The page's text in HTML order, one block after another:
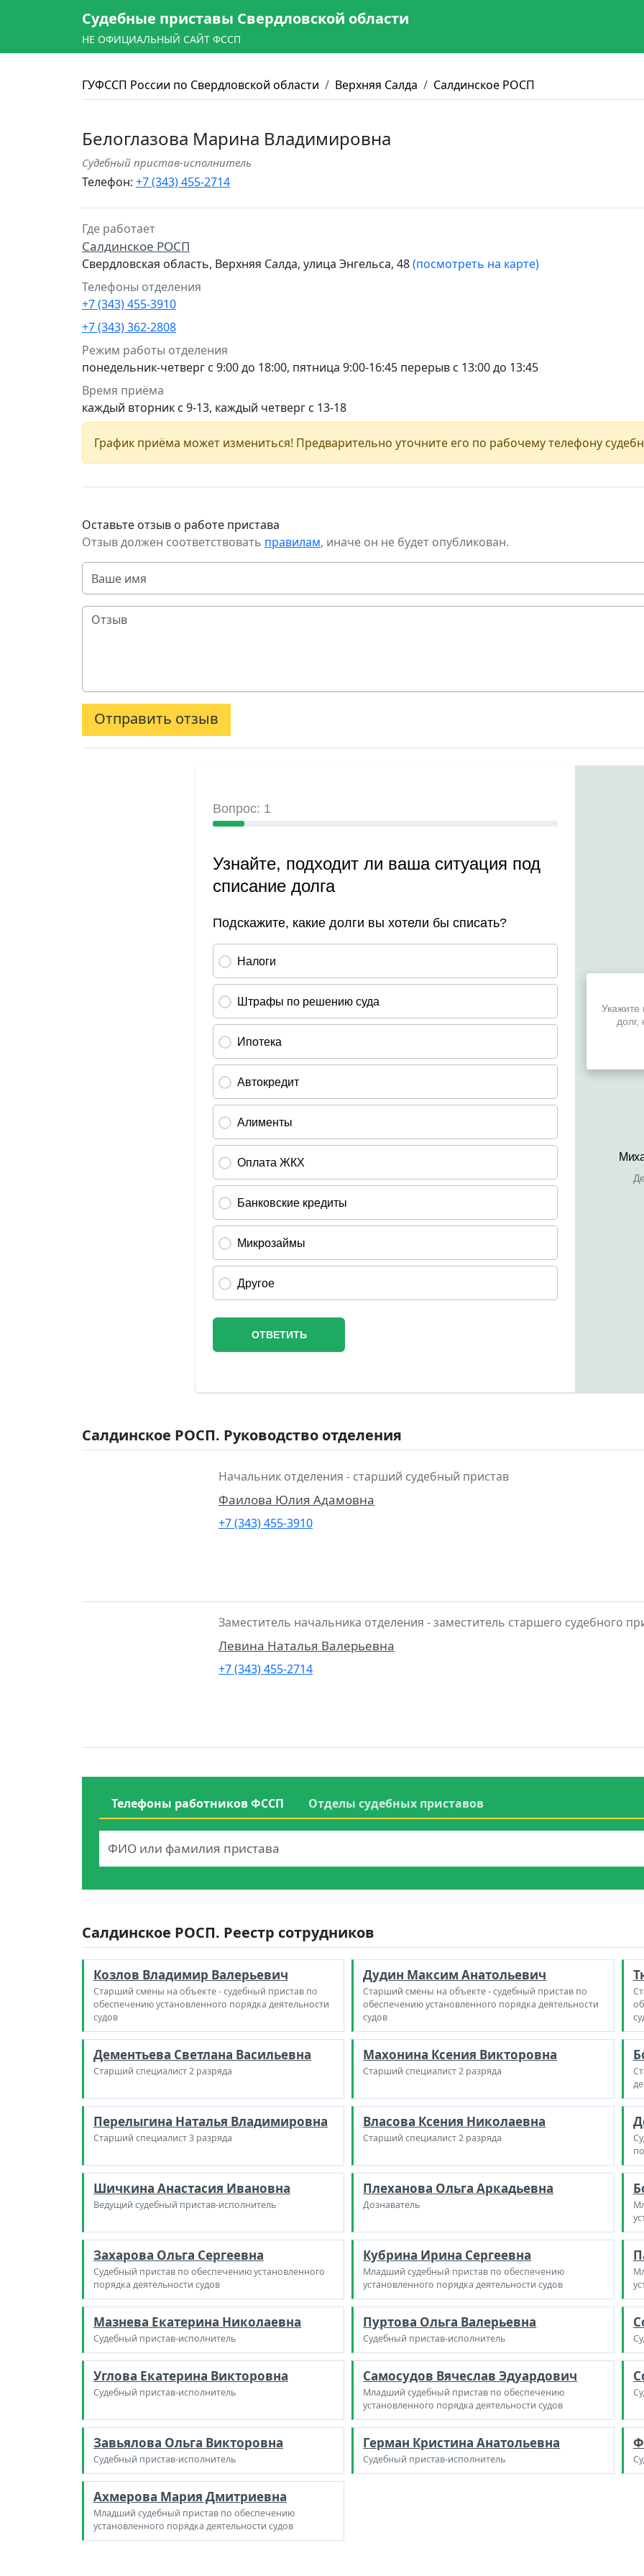
Судебные приставы Свердловской области
НЕ ОФИЦИАЛЬНЫЙ САЙТ ФССП
ГУФССП России по Свердловской области Верхняя Салда Салдинское РОСП
Белоглазова Марина Владимировна
Судебный пристав-исполнитель
Телефон: +7 (343) 455-2714
Где работает
Салдинское РОСП
Свердловская область, Верхняя Салда, улица Энгельса, 48(посмотреть на карте)
Телефоны отделения
+7 (343) 455-3910
+7 (343) 362-2808
Режим работы отделения
понедельник-четверг с 9:00 до 18:00, пятница 9:00-16:45 перерыв с 13:00 до 13:45
Время приёма
каждый вторник с 9-13, каждый четверг с 13-18
График приёма может измениться! Предварительно уточните его по рабочему телефону
Оставьте отзыв о работе пристава
Отзыв должен соответствовать правилам, иначе он не будет опубликован.
Отправить отзыв
Салдинское РОСП. Руководство отделения
Начальник отделения - старший судебный пристав
Фаилова Юлия Адамовна
+7 (343) 455-3910
Заместитель начальника отделения - заместитель старшего судебного
Левина Наталья Валерьевна
+7 (343) 455-2714
Телефоны работников ФССП Отделы судебных приставов
Салдинское РОСП. Реестр сотрудников
Козлов Владимир Валерьевич
Старший смены на объекте - судебный пристав по
обеспечению установленного порядка деятельности
судов
Дудин Максим Анатольевич
Старший смены на объекте - судебный пристав по
обеспечению установленного порядка деятельности
судов
Дементьева Светлана Васильевна
Старший специалист 2 разряда
Махонина Ксения Викторовна
Старший специалист 2 разряда
Перелыгина Наталья Владимировна
Старший специалист 3 разряда
Власова Ксения Николаевна
Старший специалист 2 разряда
Шичкина Анастасия Ивановна
Ведущий судебный пристав-исполнитель
Плеханова Ольга Аркадьевна
Дознаватель
Захарова Ольга Сергеевна
Судебный пристав по обеспечению установленного
порядка деятельности судов
Кубрина Ирина Сергеевна
Младший судебный пристав по обеспечению
установленного порядка деятельности судов
Мазнева Екатерина Николаевна
Судебный пристав-исполнитель
Пуртова Ольга Валерьевна
Судебный пристав-исполнитель
Углова Екатерина Викторовна
Судебный пристав-исполнитель
Самосудов Вячеслав Эдуардович
Младший судебный пристав по обеспечению
установленного порядка деятельности судов
Завьялова Ольга Викторовна
Судебный пристав-исполнитель
Герман Кристина Анатольевна
Судебный пристав-исполнитель
Ахмерова Мария Дмитриевна
Младший судебный пристав по обеспечению
установленного порядка деятельности судов